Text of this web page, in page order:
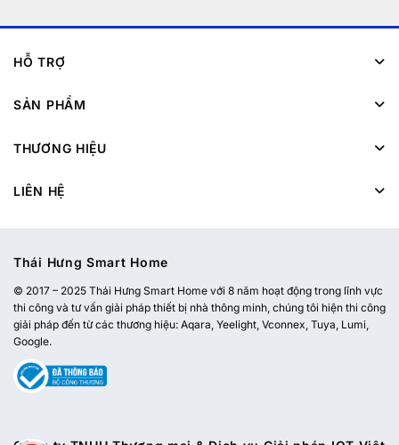
HỖ TRỢ
SẢN PHẨM
THƯƠNG HIỆU
LIÊN HỆ
Thái Hưng Smart Home
© 2017 – 2025 Thái Hưng Smart Home với 8 năm hoạt động trong lĩnh vực
thi công và tư vấn giải pháp thiết bị nhà thông minh, chúng tôi hiện thi công
giải pháp đến từ các thương hiệu: Aqara, Yeelight, Vconnex, Tuya, Lumi,
Google.